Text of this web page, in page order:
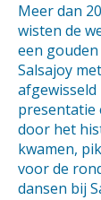
Meer dan
wisten de
een
Salsajoy
afgewisseld
presentatie
door het
kwamen,
voor de
dansen bij